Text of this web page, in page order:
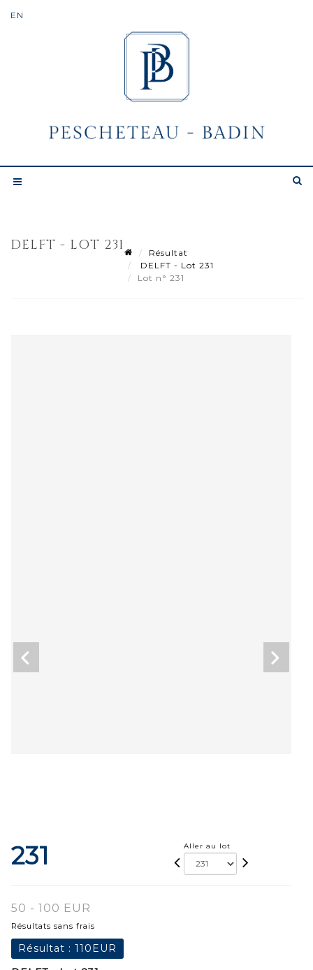
DELFT - LOT 231
Résultat
DELFT - Lot 231
Lot n° 231
231 Aller au lot
50 - 100 EUR
Résultats sans frais
Résultat : 110EUR